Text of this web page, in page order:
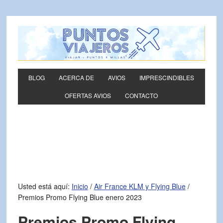
BLOG ACERCA DE AVIOS IMPRESCINDIBLES
OFERTAS AVIOS CONTACTO
Usted está aquí: Inicio / Air France KLM y Flying Blue /
Premios Promo Flying Blue enero 2023